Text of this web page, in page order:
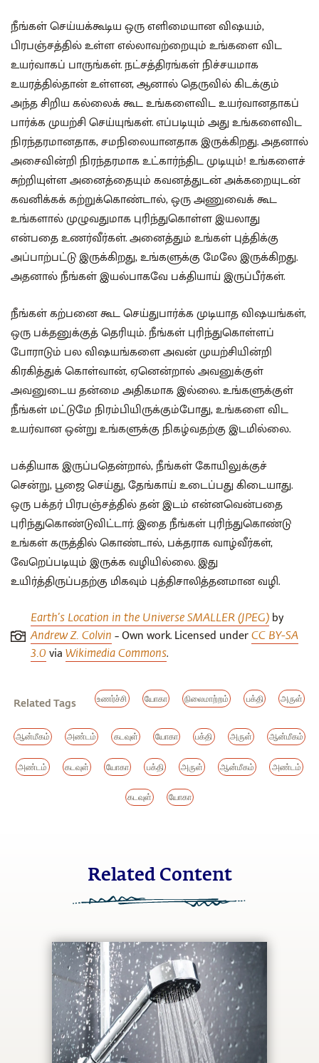
நீங்கள் செய்யக்கூடிய ஒரு எளிமையான விஷயம்,
பிரபஞ்சத்தில் உள்ள எல்லாவற்றையும் உங்களை விட
உயர்வாகப் பாருங்கள். நட்சத்திரங்கள் நிச்சயமாக
உயரத்தில்தான் உள்ளன, ஆனால் தெருவில் கிடக்கும்
அந்த சிறிய கல்லைக் கூட உங்களைவிட உயர்வானதாகப்
பார்க்க முயற்சி செய்யுங்கள். எப்படியும் அது உங்களைவிட
நிரந்தரமானதாக, சமநிலையானதாக இருக்கிறது. அதனால்
அசைவின்றி நிரந்தரமாக உட்கார்ந்திட முடியும்! உங்களைச்
சுற்றியுள்ள அனைத்தையும் கவனத்துடன் அக்கறையுடன்
கவனிக்கக் கற்றுக்கொண்டால், ஒரு அணுவைக் கூட
உங்களால் முழுவதுமாக புரிந்துகொள்ள இயலாது
என்பதை உணர்வீர்கள். அனைத்தும் உங்கள் புத்திக்கு
அப்பாற்பட்டு இருக்கிறது, உங்களுக்கு மேலே இருக்கிறது.
அதனால் நீங்கள் இயல்பாகவே பக்தியாய் இருப்பீர்கள்.
நீங்கள் கற்பனை கூட செய்துபார்க்க முடியாத விஷயங்கள்,
ஒரு பக்தனுக்குத் தெரியும். நீங்கள் புரிந்துகொள்ளப்
போராடும் பல விஷயங்களை அவன் முயற்சியின்றி
கிரகித்துக் கொள்வான், ஏனென்றால் அவனுக்குள்
அவனுடைய தன்மை அதிகமாக இல்லை. உங்களுக்குள்
நீங்கள் மட்டுமே நிரம்பியிருக்கும்போது, உங்களை விட
உயர்வான ஒன்று உங்களுக்கு நிகழ்வதற்கு இடமில்லை.
பக்தியாக இருப்பதென்றால், நீங்கள் கோயிலுக்குச்
சென்று, பூஜை செய்து, தேங்காய் உடைப்பது கிடையாது.
ஒரு பக்தர் பிரபஞ்சத்தில் தன் இடம் என்னவென்பதை
புரிந்துகொண்டுவிட்டார். இதை நீங்கள் புரிந்துகொண்டு
உங்கள் கருத்தில் கொண்டால், பக்தராக வாழ்வீர்கள்,
வேறெப்படியும் இருக்க வழியில்லை. இது
உயிர்த்திருப்பதற்கு மிகவும் புத்திசாலித்தனமான வழி.​​
Earth’s Location in the Universe SMALLER (JPEG) by
Andrew Z. Colvin – Own work. Licensed under CC BY-SA
3.0 via Wikimedia Commons.
Related Tags உணர்ச்சி யோகா நிலைமாற்றம் பக்தி அருள்
ஆன்மீகம் அண்டம் கடவுள் யோகா பக்தி அருள் ஆன்மீகம்
அண்டம் கடவுள் யோகா பக்தி அருள் ஆன்மீகம் அண்டம்
கடவுள் யோகா
Related Content